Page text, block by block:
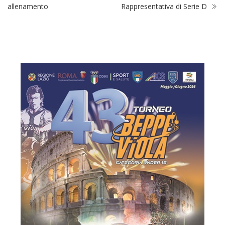
allenamento
Rappresentativa di Serie D